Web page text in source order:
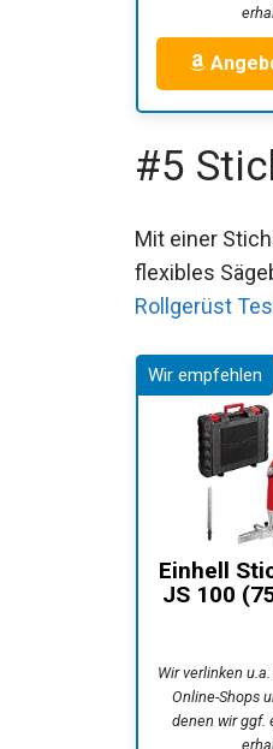
#5
Mit einer
flexibles
Rollgerüst
Einhell
JS 100
Wir verlinken
Online-Shops
denen wir ggf.